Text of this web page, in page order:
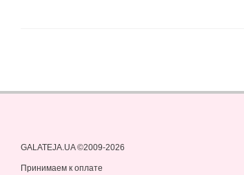
GALATEJA.UA ©2009-2026
Принимаем к оплате